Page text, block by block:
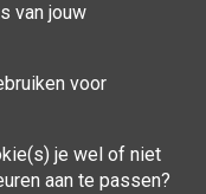
van jouw
voor
je wel of niet
aan te passen?